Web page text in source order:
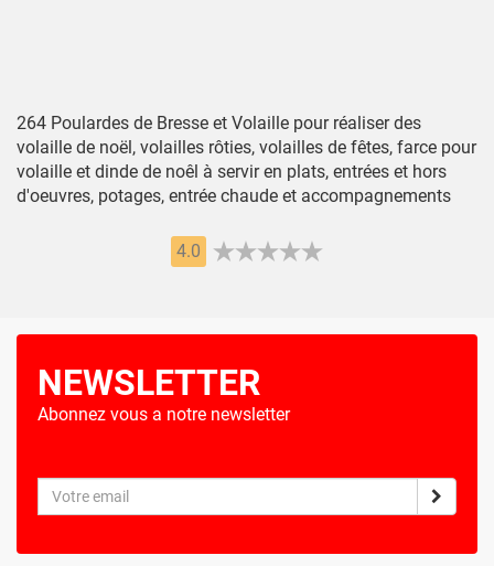
264 Poulardes de Bresse et Volaille pour réaliser des
volaille de noël, volailles rôties, volailles de fêtes, farce pour
volaille et dinde de noêl à servir en plats, entrées et hors
d'oeuvres, potages, entrée chaude et accompagnements
4.0
NEWSLETTER
Abonnez vous a notre newsletter